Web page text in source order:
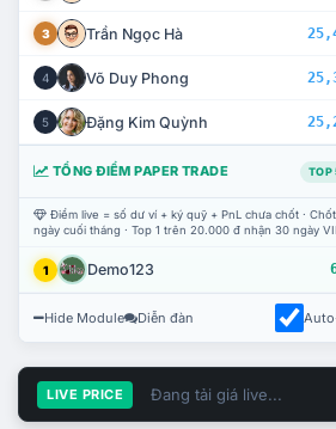
3 Trần Ngọc Hà
4 Võ Duy Phong
5 Đặng Kim Quỳnh
TỔNG ĐIỂM PAPER TRADE TOP
Điểm live = số dư ví + ký quỹ + PnL chưa chốt ·
ngày cuối tháng · Top 1 trên 20.000 đ nhận 30 ngày
1 Demo123
Hide Module Diễn đàn
LIVE PRICE Đang tải giá live...